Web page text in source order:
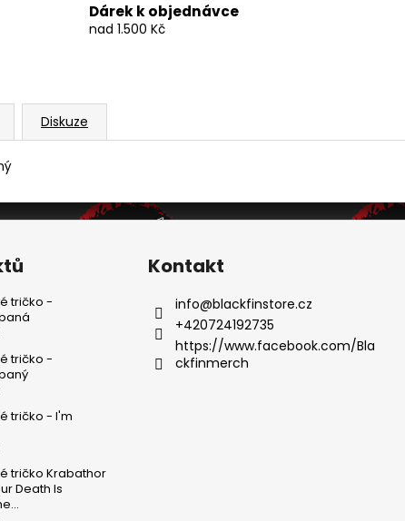
Dárek k objednávce
nad 1.500 Kč
Diskuze
tričko -
tričko -
tričko - I'm
tričko Krabathor
Death Is
Kontakt
info@blackfinstore.cz
+420724192735
https://www.facebook.com/Bla
ckfinmerch